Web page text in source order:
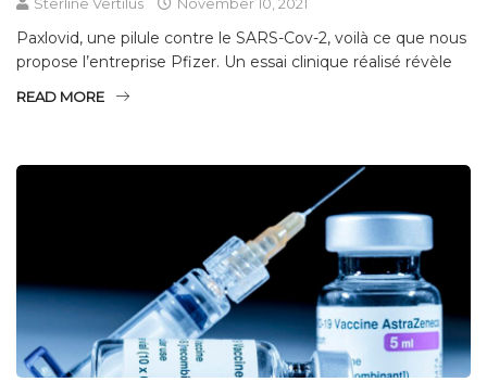
Paxlovid, une pilule contre le SARS-Cov-2, voilà ce que nous
propose l’entreprise Pfizer. Un essai clinique réalisé révèle
READ MORE